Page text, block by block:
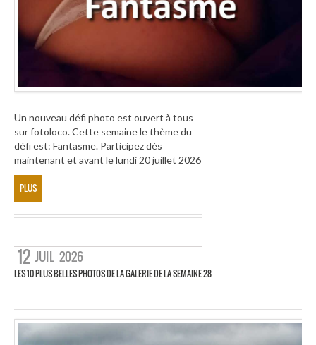
Un nouveau défi photo est ouvert à tous
sur fotoloco. Cette semaine le thème du
défi est: Fantasme. Participez dès
maintenant et avant le lundi 20 juillet 2026
PLUS
12 JUIL 2026
LES 10 PLUS BELLES PHOTOS DE LA GALERIE DE LA SEMAINE 28